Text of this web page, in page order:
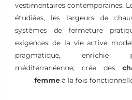
vestimentaires contemporaines.
étudiées, les largeurs de
systèmes de fermeture
exigences de la vie active
pragmatique, enrichie
méditerranéenne, crée des
femmeà la fois